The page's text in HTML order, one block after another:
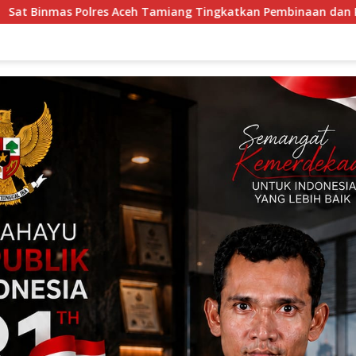
Tingkatkan Pembinaan dan Pengawasan Satpam di PKS